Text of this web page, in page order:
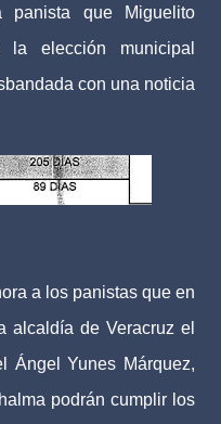
panista que Miguelito
la elección municipal
con una noticia
a los panistas que en
alcaldía de Veracruz el
Ángel Yunes Márquez,
podrán cumplir los